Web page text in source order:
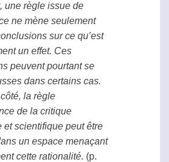
une règle issue de
ne mène seulement
sur ce qu’est
un effet. Ces
peuvent pourtant se
dans certains cas.
la règle
de la critique
et scientifique peut être
un espace menaçant
cette rationalité. (p.